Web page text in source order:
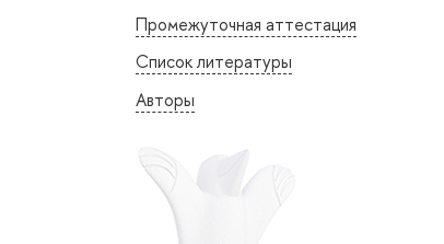
Промежуточная аттестация
Список литературы
Авторы